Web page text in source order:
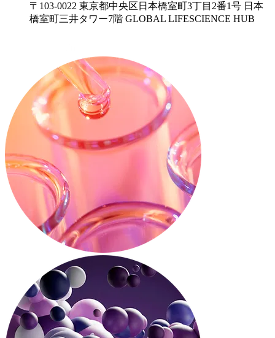
〒103-0022 東京都中央区日本橋室町3丁目2番1号 日本
橋室町三井タワー7階 GLOBAL LIFESCIENCE HUB